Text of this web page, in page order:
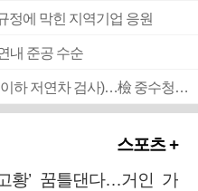
정에 막힌 지역기업 응원
내 준공 수순
■ 검사 신분 버리고 직급하향(10년 이하 저연차 검사)…檢 중수청행 기피
스포츠 +
황’ 꿈틀댄다…거인 가